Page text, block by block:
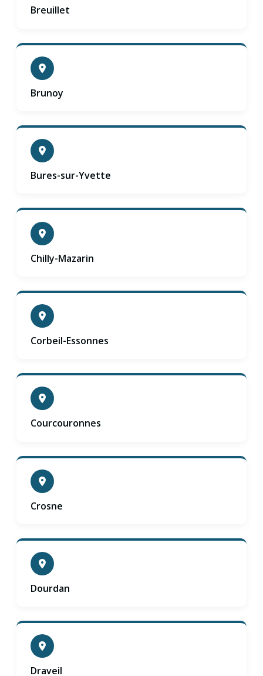
Breuillet
Brunoy
Bures-sur-Yvette
Chilly-Mazarin
Corbeil-Essonnes
Courcouronnes
Crosne
Dourdan
Draveil